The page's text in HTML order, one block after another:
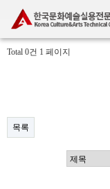
Total 0건 1 페이지
목록